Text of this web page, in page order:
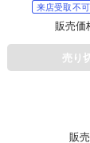
販売価
売り
販